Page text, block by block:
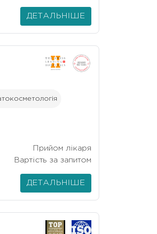
ДЕТАЛЬНІШЕ
Прийом лікаря
Вартість за запитом
ДЕТАЛЬНІШЕ